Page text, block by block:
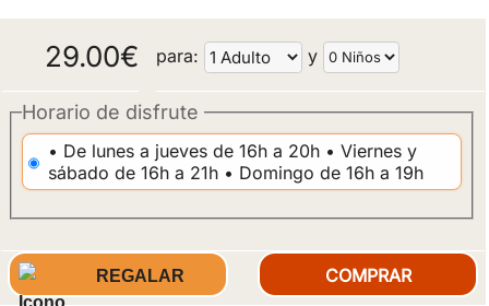
29.00€ para: y
Horario de disfrute
• De lunes a jueves de 16h a 20h • Viernes y
sábado de 16h a 21h • Domingo de 16h a 19h
REGALAR